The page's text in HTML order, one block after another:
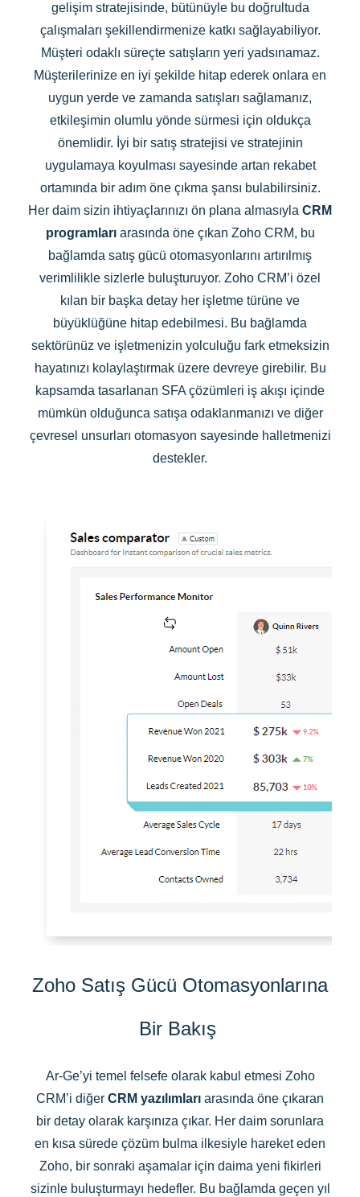
gelişim stratejisinde, bütünüyle bu doğrultuda
çalışmaları şekillendirmenize katkı sağlayabiliyor.
Müşteri odaklı süreçte satışların yeri yadsınamaz.
Müşterilerinize en iyi şekilde hitap ederek onlara en
uygun yerde ve zamanda satışları sağlamanız,
etkileşimin olumlu yönde sürmesi için oldukça
önemlidir. İyi bir satış stratejisi ve stratejinin
uygulamaya koyulması sayesinde artan rekabet
ortamında bir adım öne çıkma şansı bulabilirsiniz.
Her daim sizin ihtiyaçlarınızı ön plana almasıyla CRM
programlarıarasında öne çıkan Zoho CRM, bu
bağlamda satış gücü otomasyonlarını artırılmış
verimlilikle sizlerle buluşturuyor. Zoho CRM’i özel
kılan bir başka detay her işletme türüne ve
büyüklüğüne hitap edebilmesi. Bu bağlamda
sektörünüz ve işletmenizin yolculuğu fark etmeksizin
hayatınızı kolaylaştırmak üzere devreye girebilir. Bu
kapsamda tasarlanan SFA çözümleri iş akışı içinde
mümkün olduğunca satışa odaklanmanızı ve diğer
çevresel unsurları otomasyon sayesinde halletmenizi
destekler.
Zoho Satış Gücü Otomasyonlarına
Bir Bakış
Ar-Ge’yi temel felsefe olarak kabul etmesi Zoho
CRM’i diğer CRM yazılımları arasında öne çıkaran
bir detay olarak karşınıza çıkar. Her daim sorunlara
en kısa sürede çözüm bulma ilkesiyle hareket eden
Zoho, bir sonraki aşamalar için daima yeni fikirleri
sizinle buluşturmayı hedefler. Bu bağlamda geçen yıl